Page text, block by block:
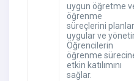
uygun öğretme
öğrenme
süreçlerini
uygular ve
Öğrencilerin
öğrenme
etkin katılımını
sağlar.